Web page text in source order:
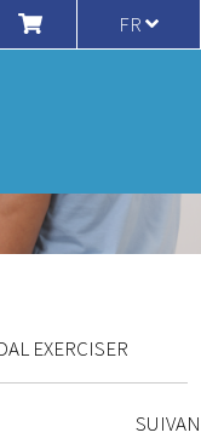
FR
EXERCISER